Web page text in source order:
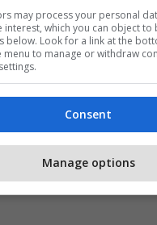
may process your personal
interest, which you can object to
below. Look for a link at the
menu to manage or withdraw
Consent
Manage options